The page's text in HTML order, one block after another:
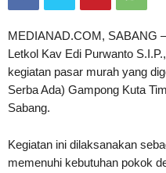
MEDIANAD.COM, SABANG
Letkol Kav Edi Purwanto
kegiatan pasar murah yang
Serba Ada) Gampong Kuta
Sabang.
Kegiatan ini dilaksanakan
memenuhi kebutuhan pokok